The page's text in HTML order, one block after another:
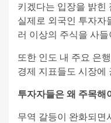
키겠다는 입장을 밝힌
실제로 외국인 투자자
러 이상의 주식을 사
또한 인도 내 주요 은
경제 지표들도 시장에
투자자들은 왜 주목해
무역 갈등이 완화되면